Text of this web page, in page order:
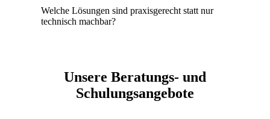
Welche Lösungen sind praxisgerecht statt nur
technisch machbar?
Unsere Beratungs- und
Schulungsangebote